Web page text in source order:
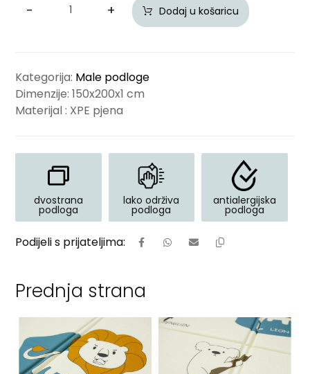
- + Dodaj u košaricu
Kategorija: Male podloge
Dimenzije: 150x200x1 cm
Materijal : XPE pjena
dvostrana
podloga
lako održiva
podloga
antialergijska
podloga
Prednja strana